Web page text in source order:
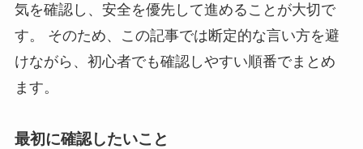
気を確認し、安全を優先して進めることが大切で
す。 そのため、この記事では断定的な言い方を避
けながら、初心者でも確認しやすい順番でまとめ
ます。
最初に確認したいこと